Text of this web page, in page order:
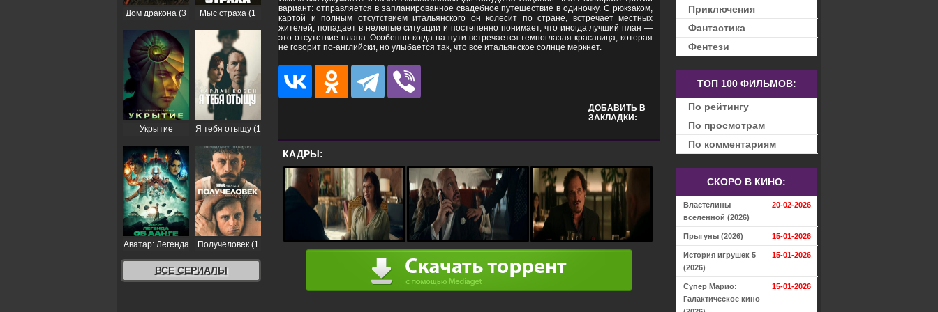
Дом дракона (3
Мыс страха (1
Укрытие
сезон)
Я тебя отыщу (1
Аватар: Легенда
об Аанге (2
сезон)
Получеловек (1
сезон)
ВСЕ СЕРИАЛЫ
вариант: отправляется в запланированное свадебное путешествие в одиночку. С рюкзаком,
картой и полным отсутствием итальянского он колесит по стране, встречает местных
жителей, попадает в нелепые ситуации и постепенно понимает, что иногда лучший план —
это отсутствие плана. Особенно когда на пути встречается темноглазая красавица, которая
не говорит по-английски, но улыбается так, что все итальянское солнце меркнет.
ДОБАВИТЬ В
ЗАКЛАДКИ:
КАДРЫ:
Приключения
Фантастика
Фентези
ТОП 100 ФИЛЬМОВ:
По рейтингу
По просмотрам
По комментариям
СКОРО В КИНО:
Властелины
вселенной (2026)
20-02-2026
Прыгуны (2026) 15-01-2026
История игрушек 5
(2026)
15-01-2026
Супер Марио:
Галактическое кино
15-01-2026